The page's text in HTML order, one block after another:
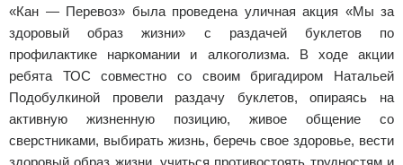
«Кан — Перевоз» была проведена уличная акция «Мы за
здоровый образ жизни» с раздачей буклетов по
профилактике наркомании и алкоголизма. В ходе акции
ребята ТОС совместно со своим бригадиром Натальей
Подобулкиной провели раздачу буклетов, опираясь на
активную жизненную позицию, живое общение со
сверстниками, выбирать жизнь, беречь свое здоровье, вести